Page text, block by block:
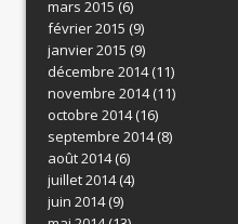
mars 2015 (6)
février 2015 (9)
janvier 2015 (9)
décembre 2014(11)
novembre 2014(11)
octobre 2014(16)
septembre 2014(8)
août 2014(6)
juillet 2014(4)
juin 2014(9)